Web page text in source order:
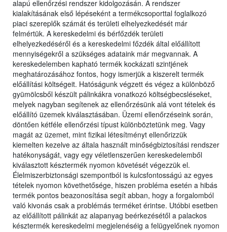
alapú ellenőrzési rendszer kidolgozásán. A rendszer
kialakításának első lépéseként a termékcsoporttal foglalkozó
piaci szereplők számát és területi elhelyezkedését már
felmértük. A kereskedelmi és bérfőzdék területi
elhelyezkedéséről és a kereskedelmi főzdék által előállított
mennyiségekről a szükséges adataink már megvannak. A
kereskedelemben kapható termék kockázati szintjének
meghatározásához fontos, hogy ismerjük a kiszerelt termék
előállítási költségeit. Hatóságunk végzett és végez a különböző
gyümölcsből készült pálinkákra vonatkozó költségbecsléseket,
melyek nagyban segítenek az ellenőrzésünk alá vont tételek és
előállító üzemek kiválasztásában. Üzemi ellenőrzéseink során,
döntően kétféle ellenőrzési típust különböztetünk meg. Vagy
magát az üzemet, mint fizikai létesítményt ellenőrizzük
kiemelten kezelve az általa használt minőségbiztosítási rendszer
hatékonyságát, vagy egy véletlenszerűen kereskedelemből
kiválasztott késztermék nyomon követését végezzük el.
Élelmiszerbiztonsági szempontból is kulcsfontosságú az egyes
tételek nyomon követhetősége, hiszen probléma esetén a hibás
termék pontos beazonosítása segít abban, hogy a forgalomból
való kivonás csak a problémás terméket érintse. Utóbbi esetben
az előállított pálinkát az alapanyag beérkezésétől a palackos
késztermék kereskedelmi megjelenéséig a felügyelőnek nyomon